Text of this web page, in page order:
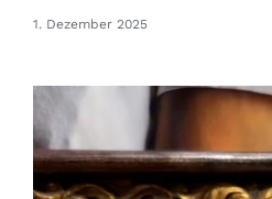
1. Dezember 2025